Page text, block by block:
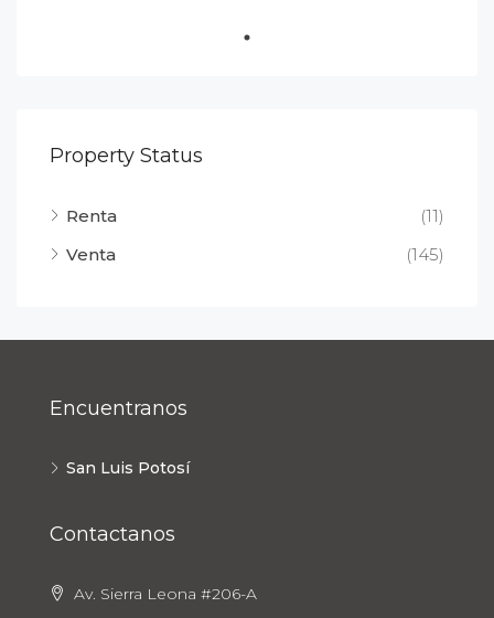
Property Status
Renta
(11)
Venta
(145)
Encuentranos
San Luis Potosí
Contactanos
Av. Sierra Leona #206-A